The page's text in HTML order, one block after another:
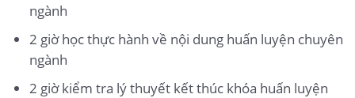
ngành
2 giờ học thực hành về nội dung huấn luyện chuyên
ngành
2 giờ kiểm tra lý thuyết kết thúc khóa huấn luyện